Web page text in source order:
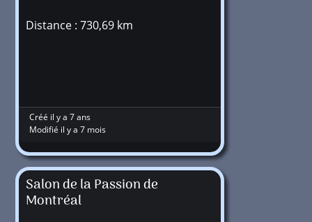
Distance : 730,69 km
Créé il y a 7 ans
Modifié il y a 7 mois
Salon de la Passion de
Montréal